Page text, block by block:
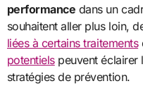
performance dans un
souhaitent aller plus loin,
liées à certains traitements
potentielspeuvent éclairer
stratégies de prévention.